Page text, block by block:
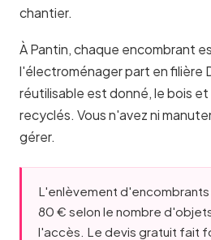
chantier.
À Pantin, chaque encombrant
l'électroménager part en filière
réutilisable est donné, le bois
recyclés. Vous n'avez ni
gérer.
L'enlèvement
80 € selon le nombre
l'accès. Le devis gratuit fait